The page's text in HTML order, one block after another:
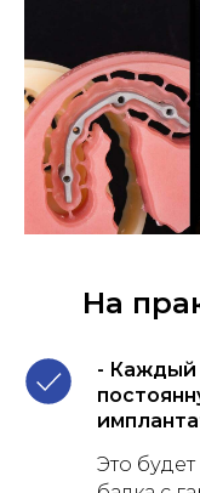
На
- Каждый
Это